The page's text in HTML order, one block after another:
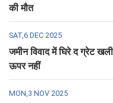
की मौत
SAT,6 DEC 2025
जमीन विवाद में घिरे द ग्रेट
ऊपर नहीं
MON,3 NOV 2025